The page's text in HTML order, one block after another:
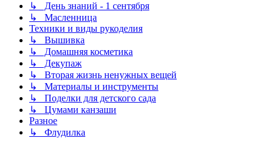
↳ День знаний - 1 сентября
↳ Масленница
Техники и виды рукоделия
↳ Вышивка
↳ Домашняя косметика
↳ Декупаж
↳ Вторая жизнь ненужных вещей
↳ Материалы и инструменты
↳ Поделки для детского сада
↳ Цумами канзаши
Разное
↳ Флудилка